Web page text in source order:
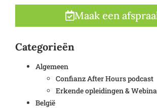
Maak een
Categorieën
Algemeen
Confianz After Hours podcast
Erkende opleidingen &
België